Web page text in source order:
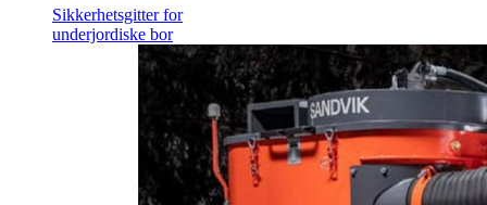
Sikkerhetsgitter for
underjordiske bor